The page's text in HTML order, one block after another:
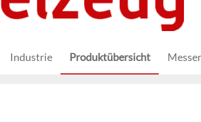
Industrie Produktübersicht